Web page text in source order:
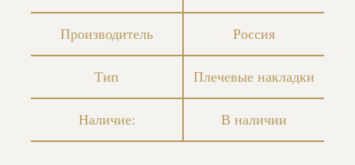
Производитель Россия
Тип Плечевые накладки
Наличие: В наличии